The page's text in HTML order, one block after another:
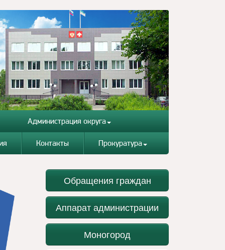
Администрация округа
Контакты Прокуратура
Обращения граждан
Аппарат администрации
Моногород